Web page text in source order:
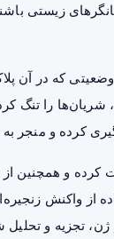
زیستی
که در آن
را تنگ
کرده و منجر
از واکنش
تجزیه و تحلیل